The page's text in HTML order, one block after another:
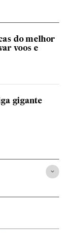
do melhor
voos e
gigante